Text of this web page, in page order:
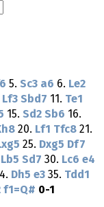
5. Sc3 a6 6. Le2
Lf3 Sbd7 11. Te1
15. Sd2 Sb6 16.
20. Lf1 Tfc8 21.
25. Dxg5 Df7
Lb5 Sd7 30. Lc6 e4
Dh5 e3 35. Tdd1
f1=Q# 0-1